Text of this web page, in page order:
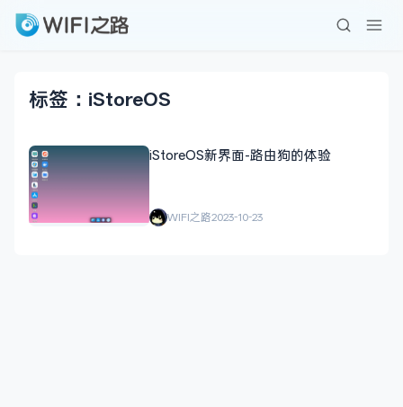
标签：iStoreOS
iStoreOS新界面-路由狗的体验
WIFI之路2023-10-23